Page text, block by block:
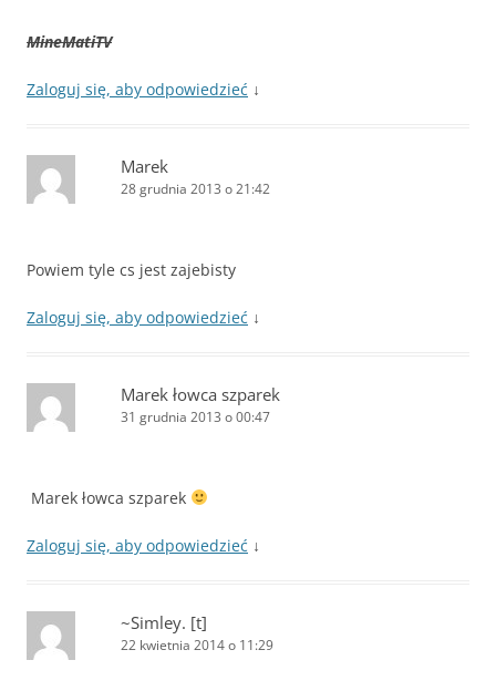
MineMatiTV
Zaloguj się, aby odpowiedzieć ↓
Marek
28 grudnia 2013 o 21:42
Powiem tyle cs jest zajebisty
Zaloguj się, aby odpowiedzieć ↓
Marek łowca szparek
31 grudnia 2013 o 00:47
Marek łowca szparek
Zaloguj się, aby odpowiedzieć ↓
~Simley. [t]
22 kwietnia 2014 o 11:29